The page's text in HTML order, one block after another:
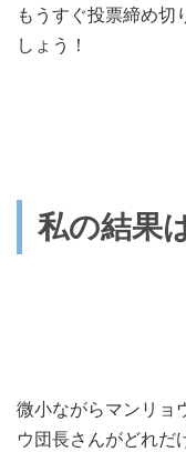
もうすぐ投票締め切
しょう！
私の結果
微小ながらマンリョ
ウ団長さんがどれだ